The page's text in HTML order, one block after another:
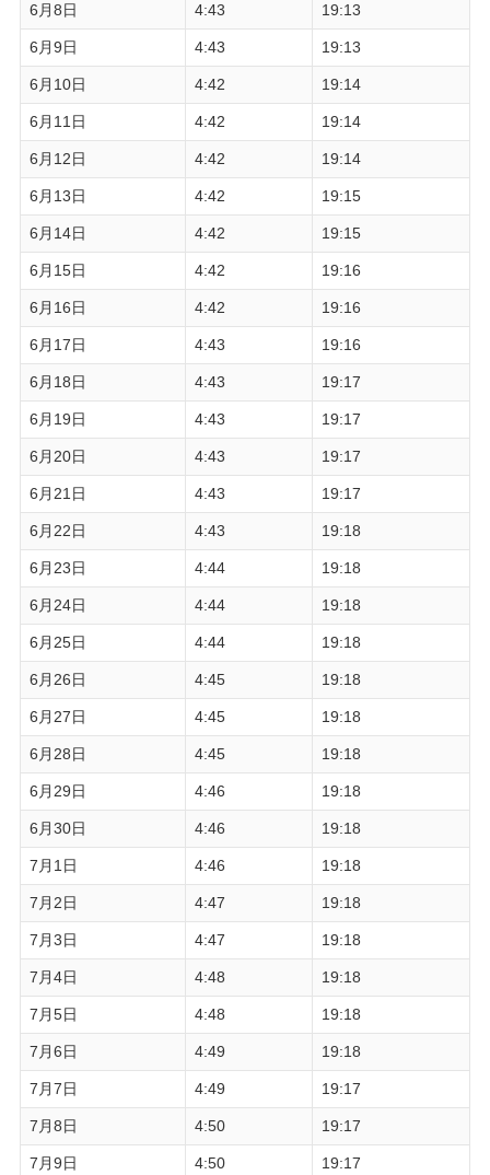
6月8日 4:43 19:13
6月9日 4:43 19:13
6月10日 4:42 19:14
6月11日 4:42 19:14
6月12日 4:42 19:14
6月13日 4:42 19:15
6月14日 4:42 19:15
6月15日 4:42 19:16
6月16日 4:42 19:16
6月17日 4:43 19:16
6月18日 4:43 19:17
6月19日 4:43 19:17
6月20日 4:43 19:17
6月21日 4:43 19:17
6月22日 4:43 19:18
6月23日 4:44 19:18
6月24日 4:44 19:18
6月25日 4:44 19:18
6月26日 4:45 19:18
6月27日 4:45 19:18
6月28日 4:45 19:18
6月29日 4:46 19:18
6月30日 4:46 19:18
7月1日 4:46 19:18
7月2日 4:47 19:18
7月3日 4:47 19:18
7月4日 4:48 19:18
7月5日 4:48 19:18
7月6日 4:49 19:18
7月7日 4:49 19:17
7月8日 4:50 19:17
7月9日 4:50 19:17